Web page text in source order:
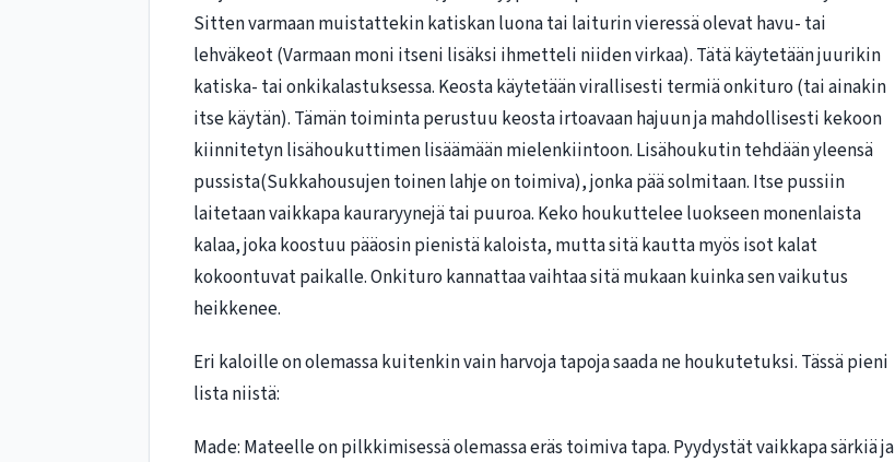
Sitten varmaan muistattekin katiskan luona tai laiturin vieressä olevat havu- tai
lehväkeot (Varmaan moni itseni lisäksi ihmetteli niiden virkaa). Tätä käytetään juurikin
katiska- tai onkikalastuksessa. Keosta käytetään virallisesti termiä onkituro (tai ainakin
itse käytän). Tämän toiminta perustuu keosta irtoavaan hajuun ja mahdollisesti kekoon
kiinnitetyn lisähoukuttimen lisäämään mielenkiintoon. Lisähoukutin tehdään yleensä
pussista(Sukkahousujen toinen lahje on toimiva), jonka pää solmitaan. Itse pussiin
laitetaan vaikkapa kauraryynejä tai puuroa. Keko houkuttelee luokseen monenlaista
kalaa, joka koostuu pääosin pienistä kaloista, mutta sitä kautta myös isot kalat
kokoontuvat paikalle. Onkituro kannattaa vaihtaa sitä mukaan kuinka sen vaikutus
heikkenee.
Eri kaloille on olemassa kuitenkin vain harvoja tapoja saada ne houkutetuksi. Tässä pieni
lista niistä:
Made: Mateelle on pilkkimisessä olemassa eräs toimiva tapa. Pyydystät vaikkapa särkiä ja